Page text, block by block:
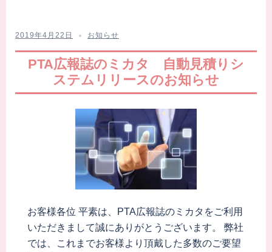
2019年4月22日 お知らせ
PTA広報誌のミカタ 自動見積りシ
ステムリリースのお知らせ
お客様各位 平素は、PTA広報誌のミカタをご利用
いただきまして誠にありがとうございます。 弊社
では、これまでお客様より頂戴した多数のご要望